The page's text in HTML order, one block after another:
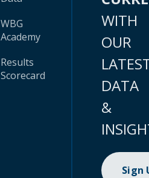
WBG
Academy
Results
Scorecard
WITH
OUR
DATA
&
Sign